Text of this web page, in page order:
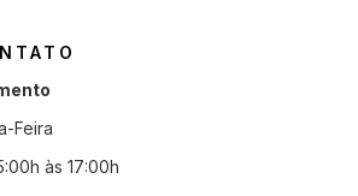
Feira
às 17:00h